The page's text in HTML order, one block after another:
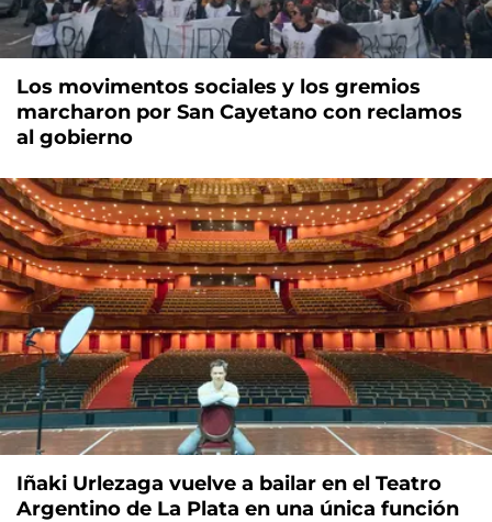
Los movimentos sociales y los gremios
marcharon por San Cayetano con reclamos
al gobierno
Iñaki Urlezaga vuelve a bailar en el Teatro
Argentino de La Plata en una única función